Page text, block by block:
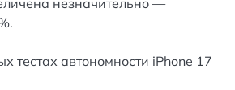
незначительно —
тестах автономности iPhone 17